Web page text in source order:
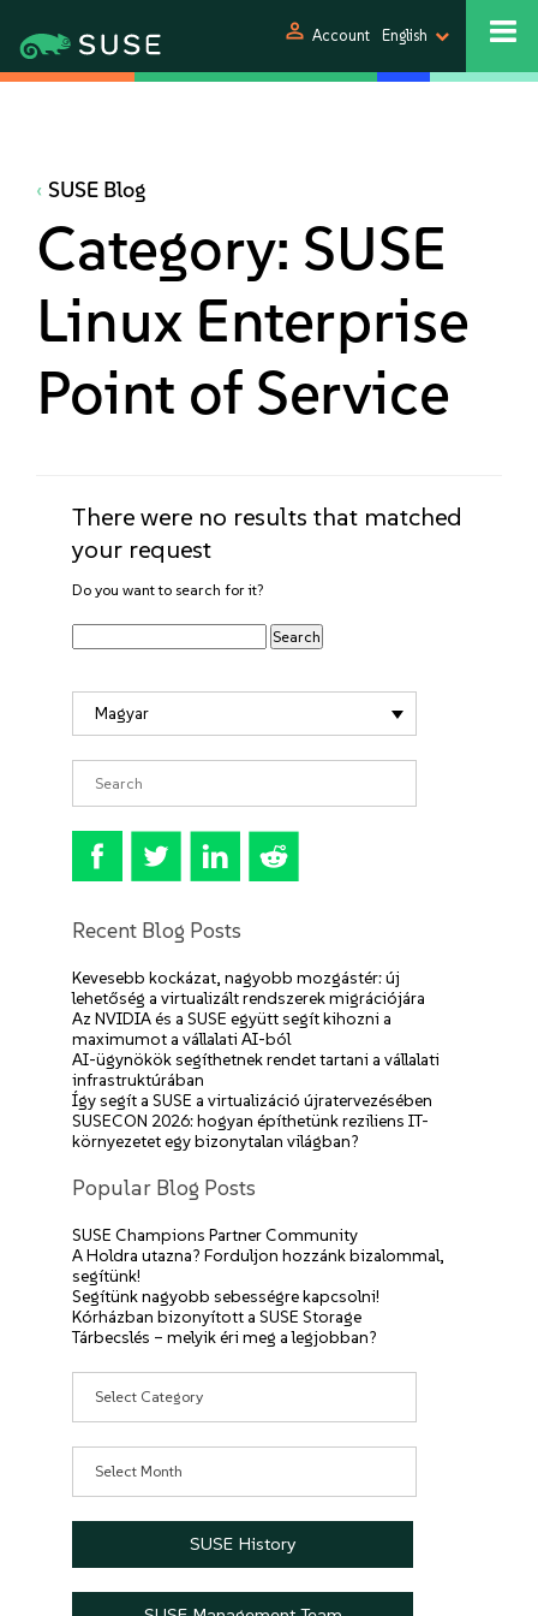
person Account English
SUSE Blog
Category: SUSE
Linux Enterprise
Point of Service
There were no results that matched
your request
Do you want to search for it?
Magyar
Recent Blog Posts
Kevesebb kockázat, nagyobb mozgástér: új
lehetőség a virtualizált rendszerek migrációjára
Az NVIDIA és a SUSE együtt segít kihozni a
maximumot a vállalati AI-ból
AI-ügynökök segíthetnek rendet tartani a vállalati
infrastruktúrában
Így segít a SUSE a virtualizáció újratervezésében
SUSECON 2026: hogyan építhetünk reziliens IT-
környezetet egy bizonytalan világban?
Popular Blog Posts
SUSE Champions Partner Community
A Holdra utazna? Forduljon hozzánk bizalommal,
segítünk!
Segítünk nagyobb sebességre kapcsolni!
Kórházban bizonyított a SUSE Storage
Tárbecslés – melyik éri meg a legjobban?
SUSE History